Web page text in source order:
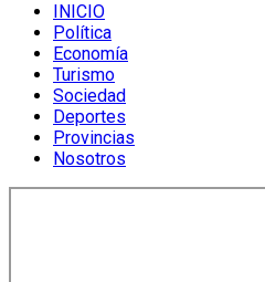
INICIO
Política
Economía
Turismo
Sociedad
Deportes
Provincias
Nosotros